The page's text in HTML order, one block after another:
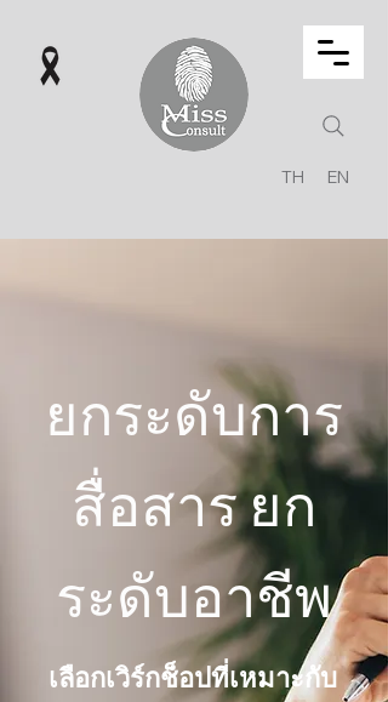
TH EN
ยกระดับการ
สื่อสาร ยก
ระดับอาชีพ
เลือกเวิร์กช็อปที่เหมาะกับ